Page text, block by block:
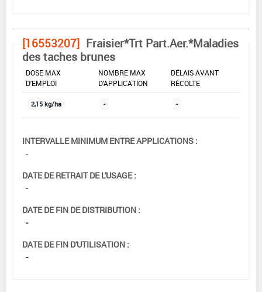
[16553207] Fraisier*Trt Part.Aer.*Maladies
des taches brunes
DOSE MAX
D'EMPLOI
NOMBRE MAX
D'APPLICATION
DÉLAIS AVANT
RÉCOLTE
2,15 kg/ha - -
INTERVALLE MINIMUM ENTRE APPLICATIONS :
-
DATE DE RETRAIT DE L'USAGE :
-
DATE DE FIN DE DISTRIBUTION :
-
DATE DE FIN D'UTILISATION :
-